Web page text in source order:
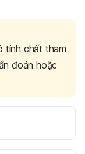
tính chất tham
đoán hoặc